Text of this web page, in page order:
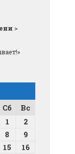
>
Сб
Вс
1
2
8
9
15
16